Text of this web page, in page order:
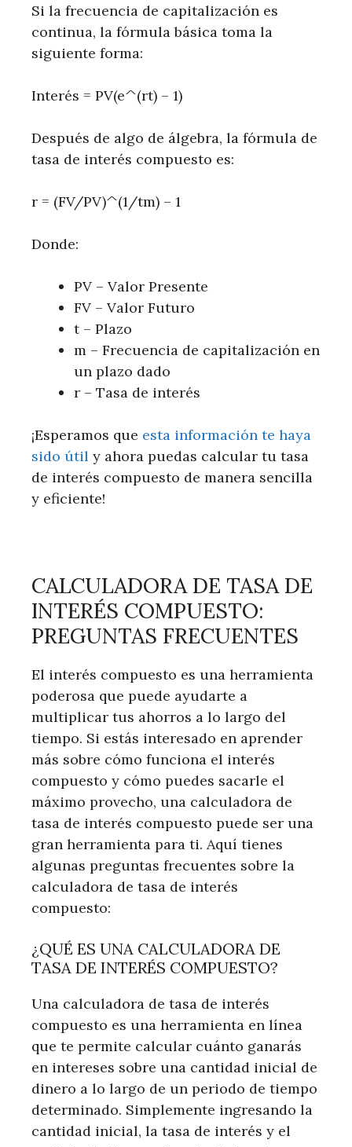
Si la frecuencia de capitalización es
continua, la fórmula básica toma la
siguiente forma:
Interés = PV(e^(rt) – 1)
Después de algo de álgebra, la fórmula de
tasa de interés compuesto es:
r = (FV/PV)^(1/tm) – 1
Donde:
PV – Valor Presente
FV – Valor Futuro
t – Plazo
m – Frecuencia de capitalización en
un plazo dado
r – Tasa de interés
¡Esperamos que esta información te haya
sido útil y ahora puedas calcular tu tasa
de interés compuesto de manera sencilla
y eficiente!
CALCULADORA DE TASA DE
INTERÉS COMPUESTO:
PREGUNTAS FRECUENTES
El interés compuesto es una herramienta
poderosa que puede ayudarte a
multiplicar tus ahorros a lo largo del
tiempo. Si estás interesado en aprender
más sobre cómo funciona el interés
compuesto y cómo puedes sacarle el
máximo provecho, una calculadora de
tasa de interés compuesto puede ser una
gran herramienta para ti. Aquí tienes
algunas preguntas frecuentes sobre la
calculadora de tasa de interés
compuesto:
¿QUÉ ES UNA CALCULADORA DE
TASA DE INTERÉS COMPUESTO?
Una calculadora de tasa de interés
compuesto es una herramienta en línea
que te permite calcular cuánto ganarás
en intereses sobre una cantidad inicial de
dinero a lo largo de un periodo de tiempo
determinado. Simplemente ingresando la
cantidad inicial, la tasa de interés y el